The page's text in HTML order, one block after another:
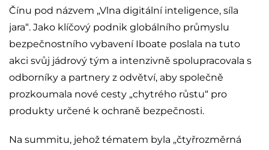
Čínu pod názvem „Vlna digitální inteligence, síla
jara“. Jako klíčový podnik globálního průmyslu
bezpečnostního vybavení Iboate poslala na tuto
akci svůj jádrový tým a intenzivně spolupracovala s
odborníky a partnery z odvětví, aby společně
prozkoumala nové cesty „chytrého růstu“ pro
produkty určené k ochraně bezpečnosti.
Na summitu, jehož tématem byla „čtyřrozměrná